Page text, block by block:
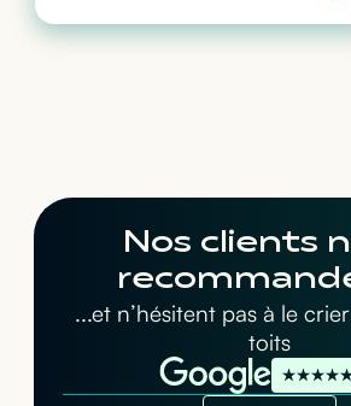
Nos clients
...et n’hésitent pas à le
toits